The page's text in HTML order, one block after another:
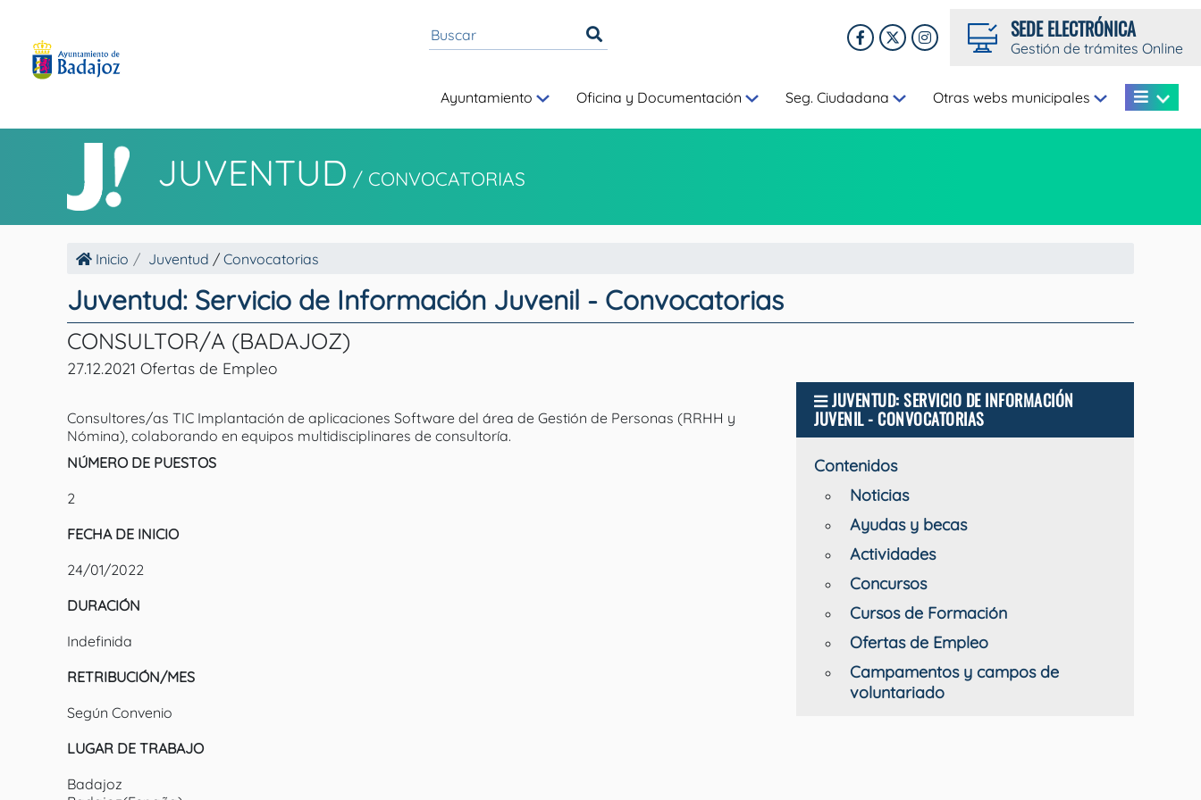
SEDE ELECTRÓNICA
Gestión de trámites Online
Ayuntamiento Oficina y Documentación Seg. Ciudadana Otras webs municipales
JUVENTUD / CONVOCATORIAS
Inicio Juventud / Convocatorias
Juventud: Servicio de Información Juvenil - Convocatorias
CONSULTOR/A (BADAJOZ)
27.12.2021 Ofertas de Empleo
Consultores/as TIC Implantación de aplicaciones Software del área de Gestión de Personas (RRHH y
Nómina), colaborando en equipos multidisciplinares de consultoría.
NÚMERO DE PUESTOS
2
FECHA DE INICIO
24/01/2022
DURACIÓN
Indefinida
RETRIBUCIÓN/MES
Según Convenio
LUGAR DE TRABAJO
Badajoz
JUVENTUD: SERVICIO DE INFORMACIÓN
JUVENIL - CONVOCATORIAS
Contenidos
Noticias
Ayudas y becas
Actividades
Concursos
Cursos de Formación
Ofertas de Empleo
Campamentos y campos de
voluntariado